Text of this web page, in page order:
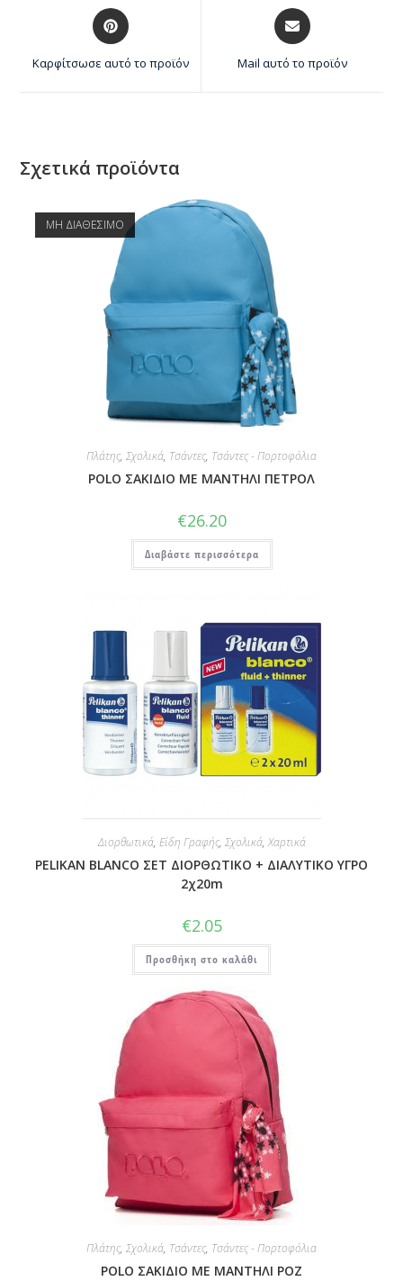
Καρφίτσωσε αυτό το προϊόν Mail αυτό το προϊόν
Σχετικά προϊόντα
ΜΗ ΔΙΑΘΕΣΙΜΟ
Πλάτης, Σχολικά, Τσάντες, Τσάντες - Πορτοφόλια
POLO ΣΑΚΙΔΙΟ ΜΕ ΜΑΝΤΗΛΙ ΠΕΤΡΟΛ
€26.20
Διαβάστε περισσότερα
Διορθωτικά, Είδη Γραφής, Σχολικά,Χαρτικά
PELIKAN BLANCO ΣΕΤ ΔΙΟΡΘΩΤΙΚΟ + ΔΙΑΛΥΤΙΚΟ ΥΓΡΟ
2χ20m
€2.05
Προσθήκη στο καλάθι
Πλάτης, Σχολικά, Τσάντες, Τσάντες - Πορτοφόλια
POLO ΣΑΚΙΔΙΟ ΜΕ ΜΑΝΤΗΛΙ ΡΟΖ